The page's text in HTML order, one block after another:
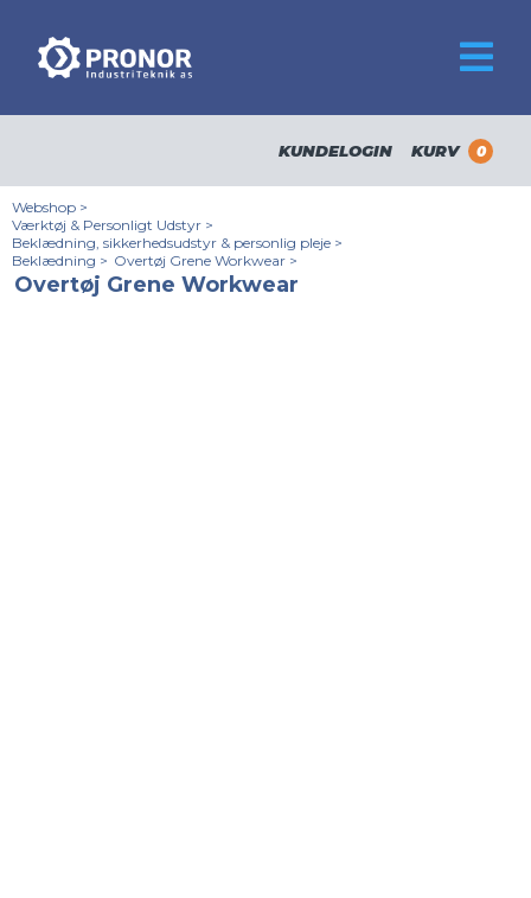
KUNDELOGIN KURV 0
Webshop >
Værktøj & Personligt Udstyr >
Beklædning, sikkerhedsudstyr & personlig pleje >
Beklædning > Overtøj Grene Workwear >
Overtøj Grene Workwear